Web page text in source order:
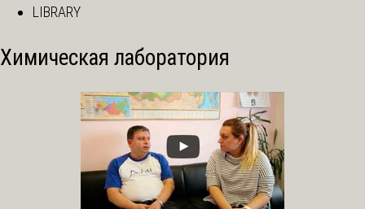
LIBRARY
Химическая лаборатория